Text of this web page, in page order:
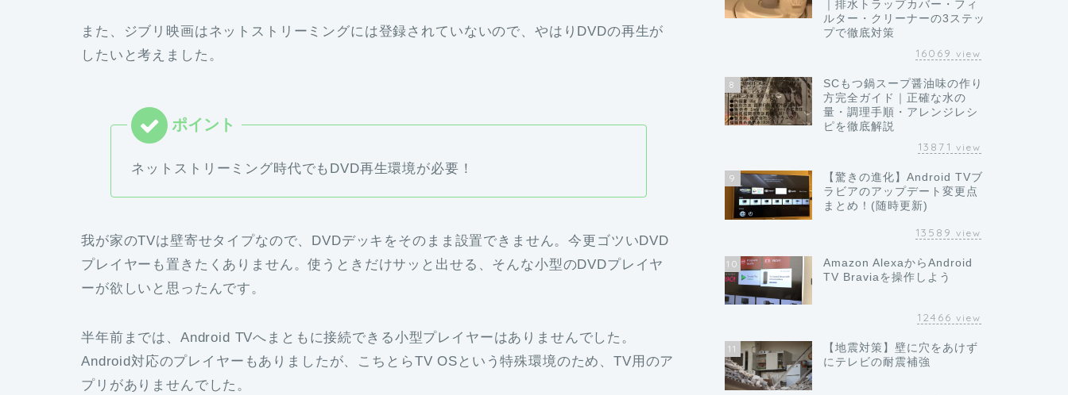
また、ジブリ映画はネットストリーミングには登録されていないので、やはりDVDの再生が
したいと考えました。
ネットストリーミング時代でもDVD再生環境が必要！
我が家のTVは壁寄せタイプなので、DVDデッキをそのまま設置できません。今更ゴツいDVD
プレイヤーも置きたくありません。使うときだけサッと出せる、そんな小型のDVDプレイヤ
ーが欲しいと思ったんです。
半年前までは、Android TVへまともに接続できる小型プレイヤーはありませんでした。
Android対応のプレイヤーもありましたが、こちとらTV OSという特殊環境のため、TV用のア
プリがありませんでした。
｜排水トラップカバー・フィ
ルター・クリーナーの3ステッ
プで徹底対策
16069 view
8
SCもつ鍋スープ醤油味の作り
方完全ガイド｜正確な水の
量・調理手順・アレンジレシ
ピを徹底解説
13871 view
9
【驚きの進化】Android TVブ
ラビアのアップデート変更点
まとめ！(随時更新)
13589 view
10
Amazon AlexaからAndroid
TV Braviaを操作しよう
12466 view
11
【地震対策】壁に穴をあけず
にテレビの耐震補強